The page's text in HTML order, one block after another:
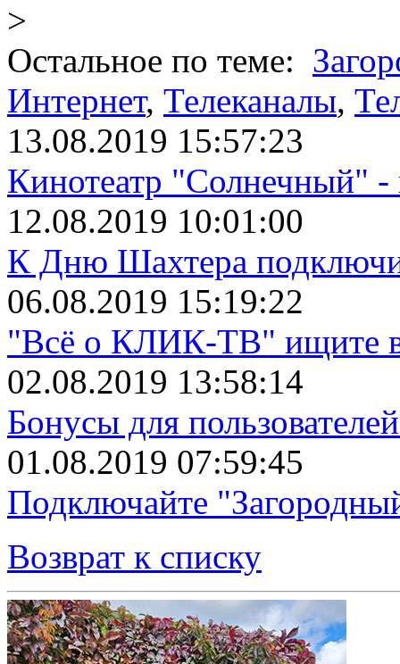
>
Остальное по теме:
Интернет, Телеканалы,
13.08.2019 15:57:23
Кинотеатр
12.08.2019 10:01:00
К Дню Шахтера
06.08.2019 15:19:22
"Всё о КЛИК-ТВ" ищите в
02.08.2019 13:58:14
Бонусы для
01.08.2019 07:59:45
Подключайте
Возврат к списку